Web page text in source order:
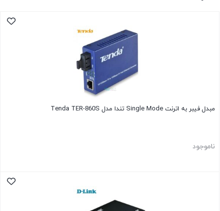
مبدل فیبر به اترنت Single Mode تندا مدل Tenda TER-860S
ناموجود